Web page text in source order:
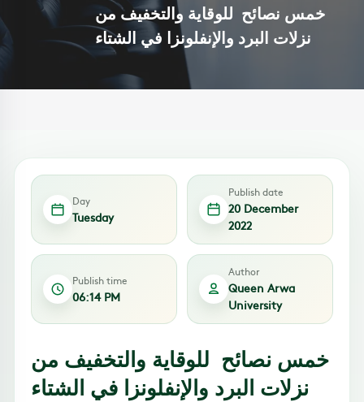
خمس نصائح للوقاية والتخفيف من
نزلات البرد والإنفلونزا في الشتاء
Day
Tuesday
Publish date
20 December
2022
Publish time
06:14 PM
Author
Queen Arwa
University
خمس نصائح للوقاية والتخفيف من
نزلات البرد والإنفلونزا في الشتاء